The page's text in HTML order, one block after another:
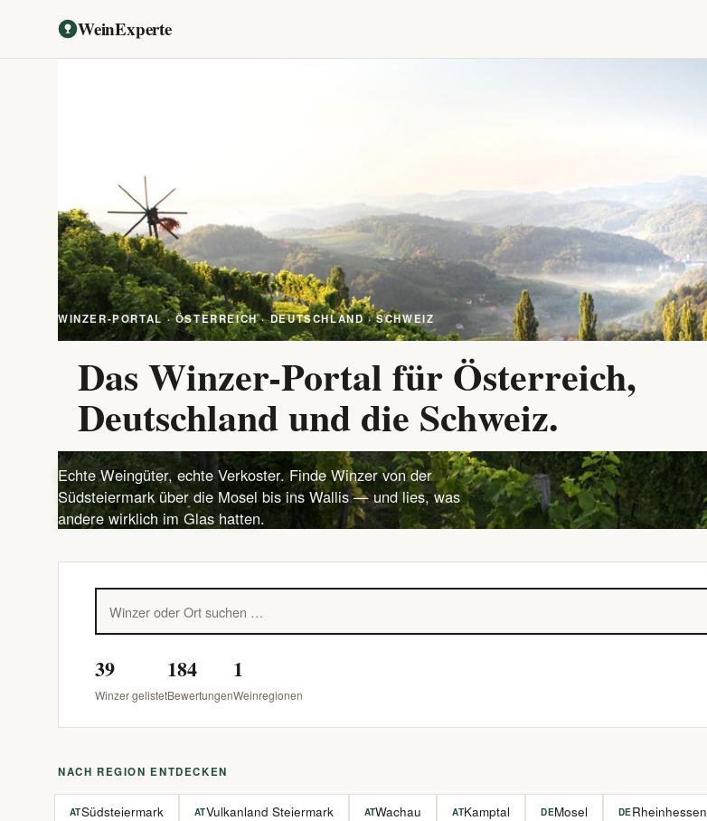
WeinExperte
WINZER-PORTAL · ÖSTERREICH · DEUTSCHLAND · SCHWEIZ
Das Winzer-Portal für Österreich,
Deutschland und die Schweiz.
Echte Weingüter, echte Verkoster. Finde Winzer von der
Südsteiermark über die Mosel bis ins Wallis — und lies, was
andere wirklich im Glas hatten.
39
Winzer gelistet
184
Bewertungen
1
Weinregionen
NACH REGION ENTDECKEN
ATSüdsteiermark ATVulkanland Steiermark ATWachau ATKamptal DEMosel DE Rheinhessen